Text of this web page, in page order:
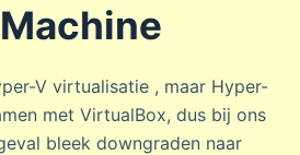
V virtualisatie , maar Hyper-
met VirtualBox, dus bij ons
bleek downgraden naar